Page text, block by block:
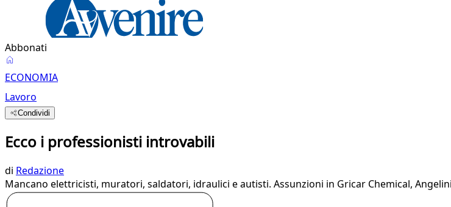
Abbonati
ECONOMIA
Lavoro
Condividi
Ecco i professionisti introvabili
di Redazione
Mancano elettricisti, muratori, saldatori, idraulici e autisti. Assunzioni in Gricar Chemical,